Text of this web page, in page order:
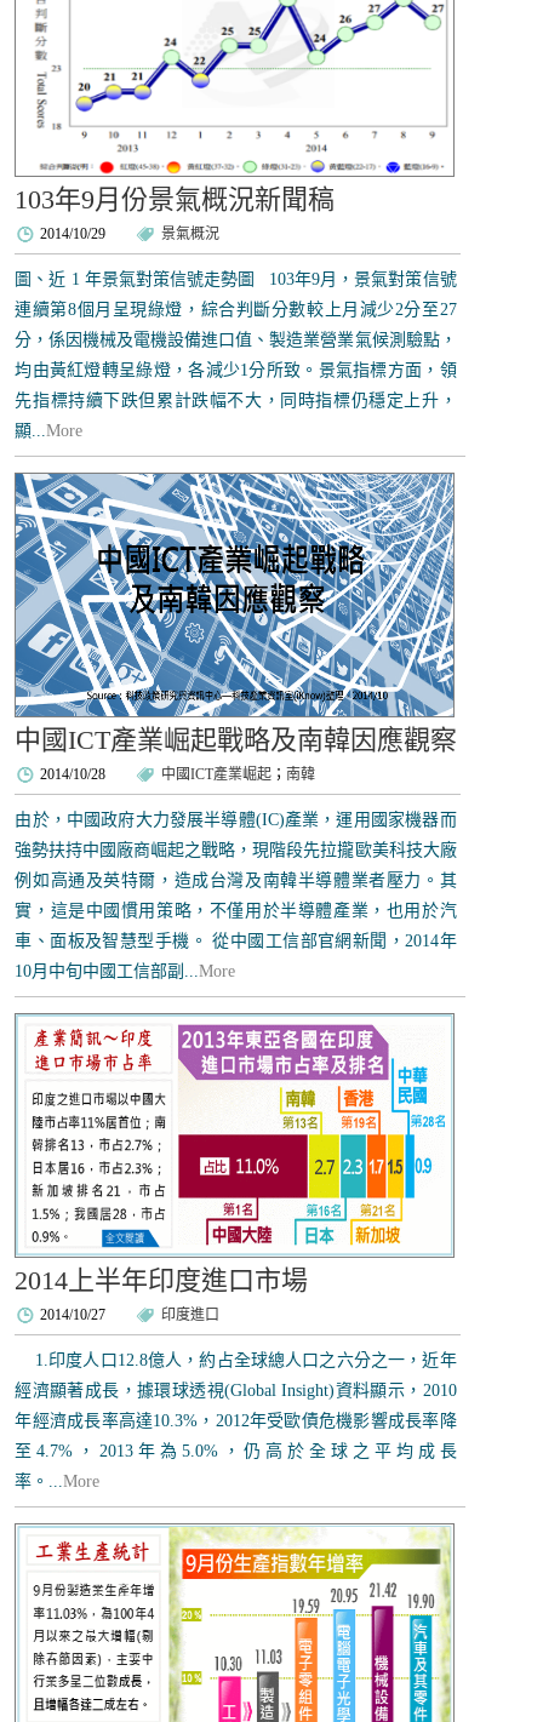
103年9月份景氣概況新聞稿
2014/10/29 景氣概況
圖、近 1 年景氣對策信號走勢圖 103年9月，景氣對策信號
連續第8個月呈現綠燈，綜合判斷分數較上月減少2分至27
分，係因機械及電機設備進口值、製造業營業氣候測驗點，
均由黃紅燈轉呈綠燈，各減少1分所致。景氣指標方面，領
先指標持續下跌但累計跌幅不大，同時指標仍穩定上升，
顯...More
中國ICT產業崛起戰略及南韓因應觀察
2014/10/28 中國ICT產業崛起 ； 南韓
由於，中國政府大力發展半導體(IC)產業，運用國家機器而
強勢扶持中國廠商崛起之戰略，現階段先拉攏歐美科技大廠
例如高通及英特爾，造成台灣及南韓半導體業者壓力。其
實，這是中國慣用策略，不僅用於半導體產業，也用於汽
車、面板及智慧型手機。 從中國工信部官網新聞，2014年
10月中旬中國工信部副...More
2014上半年印度進口市場
2014/10/27 印度進口
1.印度人口12.8億人，約占全球總人口之六分之一，近年
經濟顯著成長，據環球透視(Global Insight)資料顯示，2010
年經濟成長率高達10.3%，2012年受歐債危機影響成長率降
至4.7%，2013年為5.0%，仍高於全球之平均成長
率。...More